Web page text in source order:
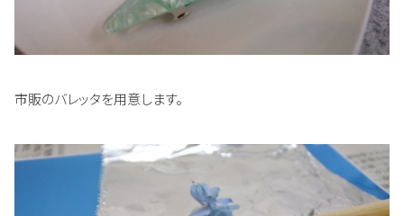
市販のバレッタを用意します。